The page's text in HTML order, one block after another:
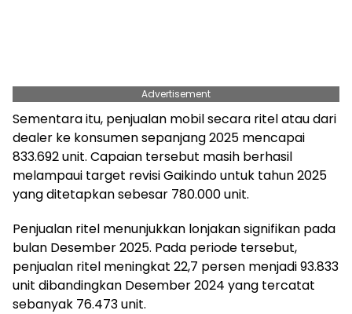
Advertisement
Sementara itu, penjualan mobil secara ritel atau dari
dealer ke konsumen sepanjang 2025 mencapai
833.692 unit. Capaian tersebut masih berhasil
melampaui target revisi Gaikindo untuk tahun 2025
yang ditetapkan sebesar 780.000 unit.
Penjualan ritel menunjukkan lonjakan signifikan pada
bulan Desember 2025. Pada periode tersebut,
penjualan ritel meningkat 22,7 persen menjadi 93.833
unit dibandingkan Desember 2024 yang tercatat
sebanyak 76.473 unit.